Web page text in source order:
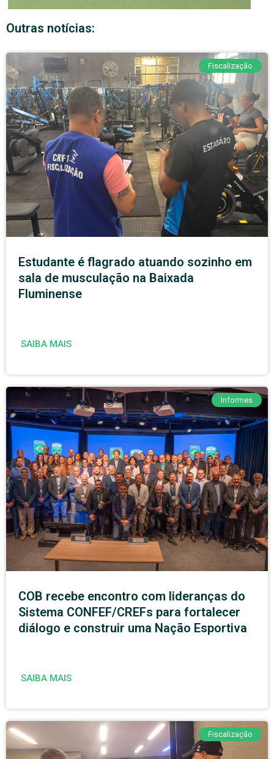
Outras notícias:
Fiscalização
Estudante é flagrado atuando sozinho em
sala de musculação na Baixada
Fluminense
SAIBA MAIS
Informes
COB recebe encontro com lideranças do
Sistema CONFEF/CREFs para fortalecer
diálogo e construir uma Nação Esportiva
SAIBA MAIS
Fiscalização